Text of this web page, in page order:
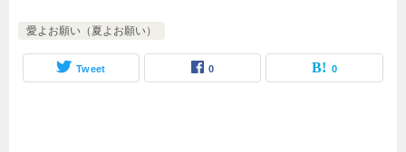
愛よお願い（夏よお願い）
Tweet 0 0